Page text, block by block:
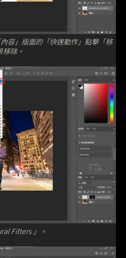
容」版面的「快速動作」點擊「移
除。
Filters 」。